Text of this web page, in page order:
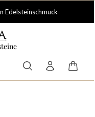
Edelsteinschmuck